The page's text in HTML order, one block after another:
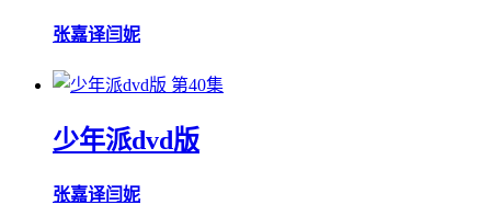
张嘉译闫妮
第40集
少年派dvd版
张嘉译闫妮